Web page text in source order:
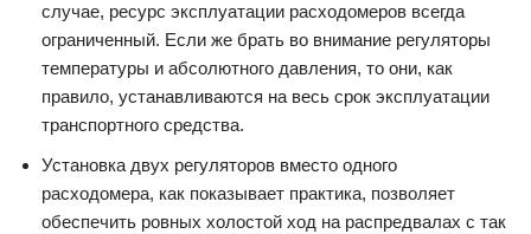
случае, ресурс эксплуатации расходомеров всегда
ограниченный. Если же брать во внимание регуляторы
температуры и абсолютного давления, то они, как
правило, устанавливаются на весь срок эксплуатации
транспортного средства.
Установка двух регуляторов вместо одного
расходомера, как показывает практика, позволяет
обеспечить ровных холостой ход на распредвалах с так